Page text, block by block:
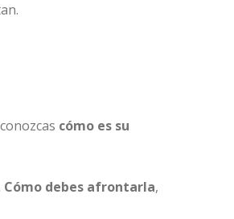
cómo es su
Cómo debes afrontarla,